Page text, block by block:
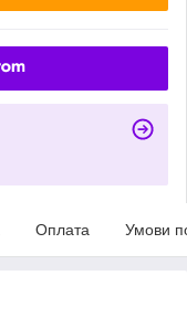
Оплата Умови